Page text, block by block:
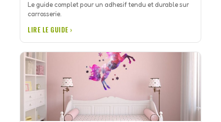
Le guide complet pour un adhesif tendu et durable sur
carrosserie.
LIRE LE GUIDE ›